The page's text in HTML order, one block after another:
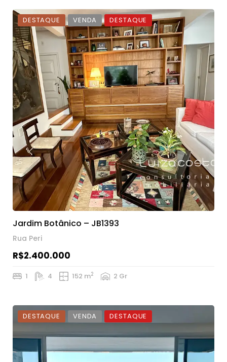
DESTAQUE VENDA DESTAQUE
Jardim Botânico – JB1393
Rua Peri
R$2.400.000
1 4 152 m2 2 Gr
DESTAQUE VENDA DESTAQUE